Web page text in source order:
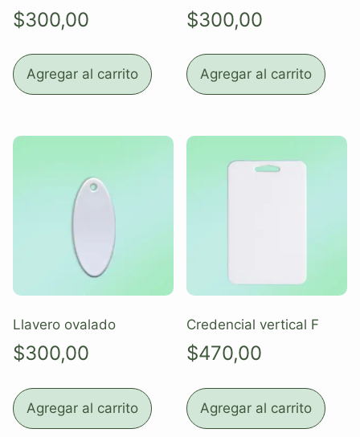
$300,00
Agregar al carrito
$300,00
Agregar al carrito
Llavero ovalado
$300,00
Agregar al carrito
Credencial vertical F
$470,00
Agregar al carrito